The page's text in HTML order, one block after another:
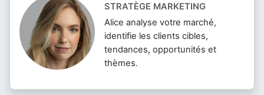
STRATÈGE MARKETING
Alice analyse votre marché,
identifie les clients cibles,
tendances, opportunités et
thèmes.